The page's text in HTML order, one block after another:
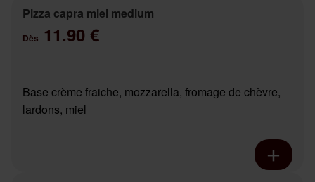
Pizza capra miel medium
Dès 11.90 €
Base crème fraiche, mozzarella, fromage de chèvre,
lardons, miel